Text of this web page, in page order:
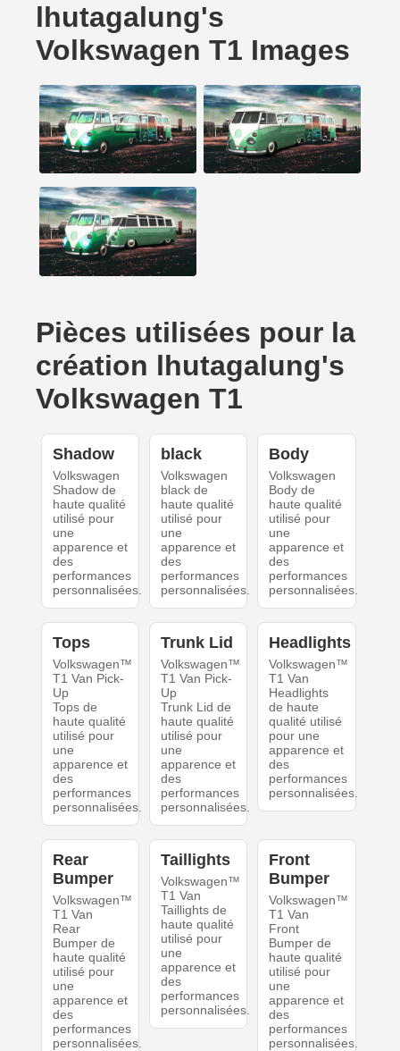
lhutagalung's
Volkswagen T1 Images
Pièces utilisées pour la
création lhutagalung's
Volkswagen T1
Shadow
Volkswagen
Shadow de
haute qualité
utilisé pour
une
apparence et
des
performances
personnalisées.
black
Volkswagen
black de
haute qualité
utilisé pour
une
apparence et
des
performances
personnalisées.
Body
Volkswagen
Body de
haute qualité
utilisé pour
une
apparence et
des
performances
personnalisées.
Tops
Volkswagen™
T1 Van Pick-
Up
Tops de
haute qualité
utilisé pour
une
apparence et
des
performances
personnalisées.
Trunk Lid
Volkswagen™
T1 Van Pick-
Up
Trunk Lid de
haute qualité
utilisé pour
une
apparence et
des
performances
personnalisées.
Headlights
Volkswagen™
T1 Van
Headlights
de haute
qualité utilisé
pour une
apparence et
des
performances
personnalisées.
Rear
Bumper
Volkswagen™
T1 Van
Rear
Bumper de
haute qualité
utilisé pour
une
apparence et
des
performances
personnalisées.
Taillights
Volkswagen™
T1 Van
Taillights de
haute qualité
utilisé pour
une
apparence et
des
performances
personnalisées.
Front
Bumper
Volkswagen™
T1 Van
Front
Bumper de
haute qualité
utilisé pour
une
apparence et
des
performances
personnalisées.